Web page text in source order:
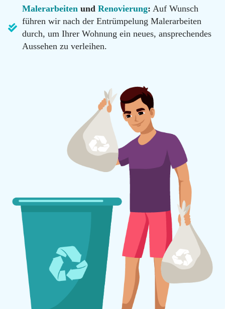
Malerarbeitenund Renovierung: Auf Wunsch
führen wir nach der Entrümpelung Malerarbeiten
durch, um Ihrer Wohnung ein neues, ansprechendes
Aussehen zu verleihen.